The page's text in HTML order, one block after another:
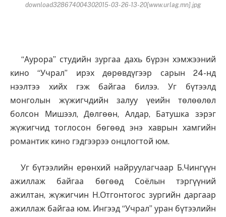
download328674004302015-03-26-13-20[www.urlag.mn].jpg
“Аурора” студийн зургаа дахь бүрэн хэмжээний
кино “Учрал” ирэх дөрөвдүгээр сарын 24-нд
нээлтээ хийх гэж байгаа билээ. Уг бүтээлд
монголын жүжигчдийн залуу үеийн төлөөлөл
болсон Мишээл, Дөлгөөн, Алдар, Батушка зэрэг
жүжигчид тоглосон бөгөөд энэ хаврын хамгийн
романтик кино гэдгээрээ онцлогтой юм.
Уг бүтээлийн ерөнхий найруулагчаар Б.Чингүүн
ажиллаж байгаа бөгөөд Соёлын тэргүүний
ажилтан, жүжигчин Н.Отгонтогос зургийн даргаар
ажиллаж байгаа юм. Ингээд “Учрал” уран бүтээлийн